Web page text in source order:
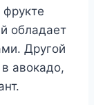
обладает
Другой
авокадо,